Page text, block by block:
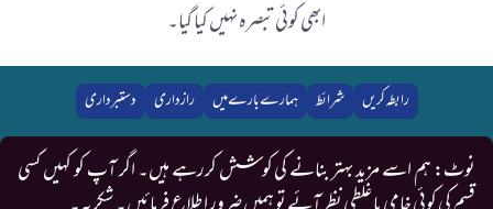
ابھی کوئی تبصرہ نہیں کیا گیا۔
رابطہ کریں شرائط ہمارے بارے میں رازداری دستبرداری
نوٹ: ہم اسے مزید بہتر بنانے کی کوشش کررہے ہیں۔ اگر آپ کو کہیں کسی